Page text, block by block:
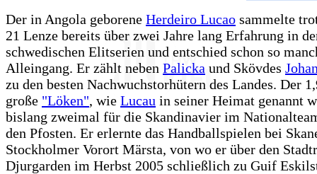
Der in Angola geborene Herdeiro Lucao sammelte
21 Lenze bereits über zwei Jahre lang Erfahrung in
schwedischen Elitserien und entschied schon so
Alleingang. Er zählt neben Palicka und Skövdes
zu den besten Nachwuchstorhütern des Landes. Der
große "Löken", wie Lucau in seiner Heimat genannt
bislang zweimal für die Skandinavier im
den Pfosten. Er erlernte das Handballspielen bei
Stockholmer Vorort Märsta, von wo er über den
Djurgarden im Herbst 2005 schließlich zu Guif